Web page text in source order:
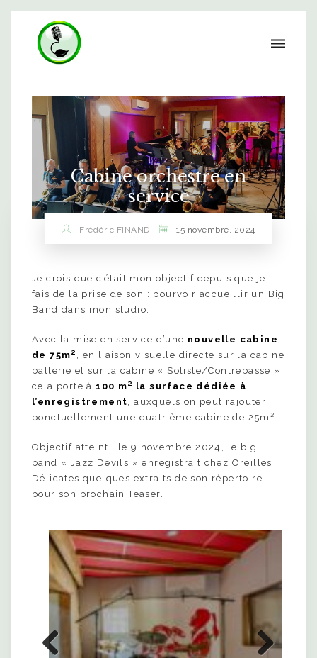
Cabine orchestre en
service
Frédéric FINAND 15 novembre, 2024
Je crois que c’était mon objectif depuis que je
fais de la prise de son : pourvoir accueillir un Big
Band dans mon studio.
Avec la mise en service d’une nouvelle cabine
de 75m² , en liaison visuelle directe sur la cabine
batterie et sur la cabine « Soliste/Contrebasse »,
cela porte à 100 m² la surface dédiée à
l’enregistrement, auxquels on peut rajouter
ponctuellement une quatrième cabine de 25m².
Objectif atteint : le 9 novembre 2024, le big
band « Jazz Devils » enregistrait chez Oreilles
Délicates quelques extraits de son répertoire
pour son prochain Teaser.